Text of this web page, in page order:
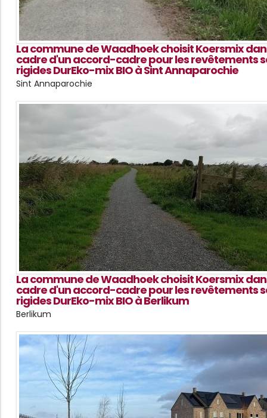
La commune de Waadhoek choisit Koersmix
cadre d'un accord-cadre pour les revêtements
rigides DurEko-mix BIO à Sint Annaparochie
Sint Annaparochie
La commune de Waadhoek choisit Koersmix
cadre d'un accord-cadre pour les revêtements
rigides DurEko-mix BIO à Berlikum
Berlikum